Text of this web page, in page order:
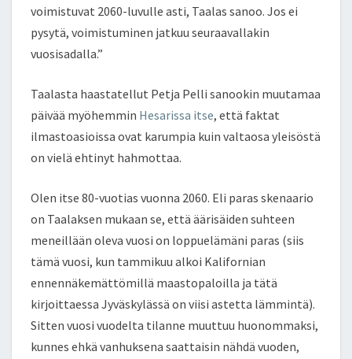
voimistuvat 2060-luvulle asti, Taalas sanoo. Jos ei
pysytä, voimistuminen jatkuu seuraavallakin
vuosisadalla.”
Taalasta haastatellut Petja Pelli sanookin muutamaa
päivää myöhemmin Hesarissa itse, että faktat
ilmastoasioissa ovat karumpia kuin valtaosa yleisöstä
on vielä ehtinyt hahmottaa.
Olen itse 80-vuotias vuonna 2060. Eli paras skenaario
on Taalaksen mukaan se, että äärisäiden suhteen
meneillään oleva vuosi on loppuelämäni paras (siis
tämä vuosi, kun tammikuu alkoi Kalifornian
ennennäkemättömillä maastopaloilla ja tätä
kirjoittaessa Jyväskylässä on viisi astetta lämmintä).
Sitten vuosi vuodelta tilanne muuttuu huonommaksi,
kunnes ehkä vanhuksena saattaisin nähdä vuoden,